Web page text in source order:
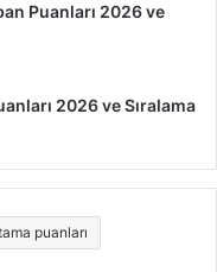
Puanları 2026 ve
2026 ve Sıralama
puanları